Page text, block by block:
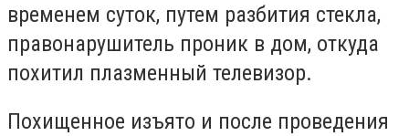
временем суток, путем разбития стекла,
правонарушитель проник в дом, откуда
похитил плазменный телевизор.
Похищенное изъято и после проведения